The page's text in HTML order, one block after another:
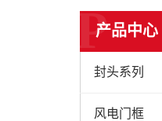
产品中心
P
封头系列
风电门框